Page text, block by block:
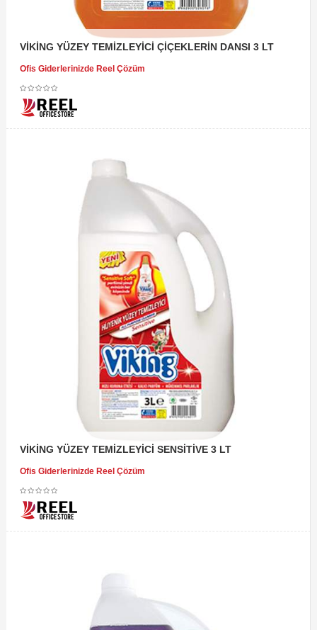
VİKİNG YÜZEY TEMİZLEYİCİ ÇİÇEKLERİN DANSI 3 LT
Ofis Giderlerinizde Reel Çözüm
VİKİNG YÜZEY TEMİZLEYİCİ SENSİTİVE 3 LT
Ofis Giderlerinizde Reel Çözüm